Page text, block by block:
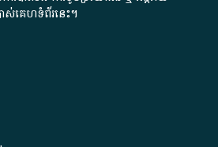
ស់គេហទំព័រនេះ។